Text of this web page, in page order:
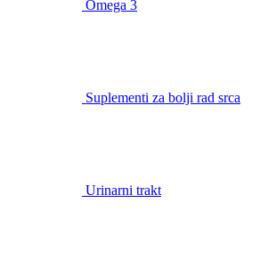
Omega 3
Suplementi za bolji rad srca
Urinarni trakt